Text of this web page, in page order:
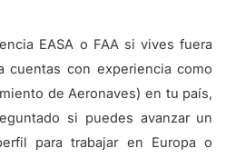
EASA o FAA si vives fuera
cuentas con experiencia como
de Aeronaves) en tu país,
si puedes avanzar un
para trabajar en Europa o